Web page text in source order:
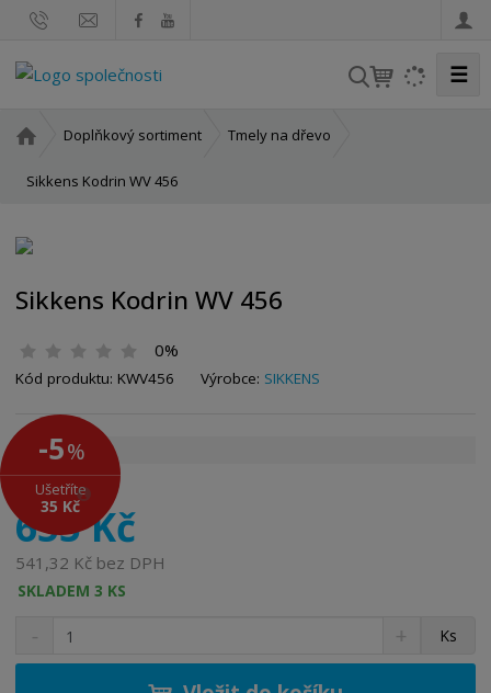
V
☰
o
t
n
Doplňkový sortiment Tmely na dřevo
Sikkens Kodrin WV 456
Sikkens Kodrin WV 456
0%
Kód produktu: KWV456 Výrobce: SIKKENS
-5%
Ušetříte
35 Kč
690 Kč
655 Kč
541,32 Kč bez DPH
SKLADEM 3 KS
v
í
Ks